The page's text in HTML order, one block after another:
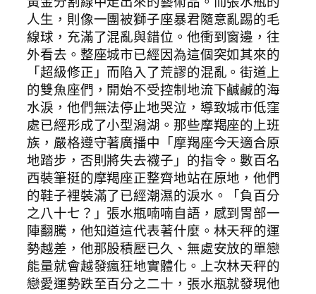
人生，則像一團被獅子座暴君隨意亂踢的毛
線球，充滿了混亂與錯位。他衝到窗邊，往
外看去。整座城市已經因為這個突如其來的
「超級修正」而陷入了荒謬的混亂。街道上
的雙魚座們，開始不受控制地流下鹹鹹的海
水淚，他們無法停止地哭泣，導致城市低窪
處已經形成了小型潟湖。那些摩羯座的上班
族，嚴格遵守著廣播中「摩羯座今天適合原
地踏步，否則將失去襪子」的指令。數百名
西裝筆挺的摩羯座正整齊地站在原地，他們
的鞋子裡裝滿了已經潮濕的淚水。「負百分
之八十七？」張水瓶喃喃自語，感到胃部一
陣翻騰，他知道這代表著什麼。林天秤的運
勢越差，他那股積壓已久、無處安放的單戀
能量就會越發瘋狂地實體化。上次林天秤的
戀愛運勢跌至百分之二十，張水瓶就發現他